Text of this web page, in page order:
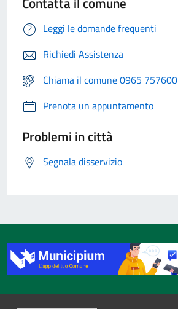
Leggi le domande frequenti
Richiedi Assistenza
Chiama il comune 0965 757600
Prenota un appuntamento
Problemi in città
Segnala disservizio